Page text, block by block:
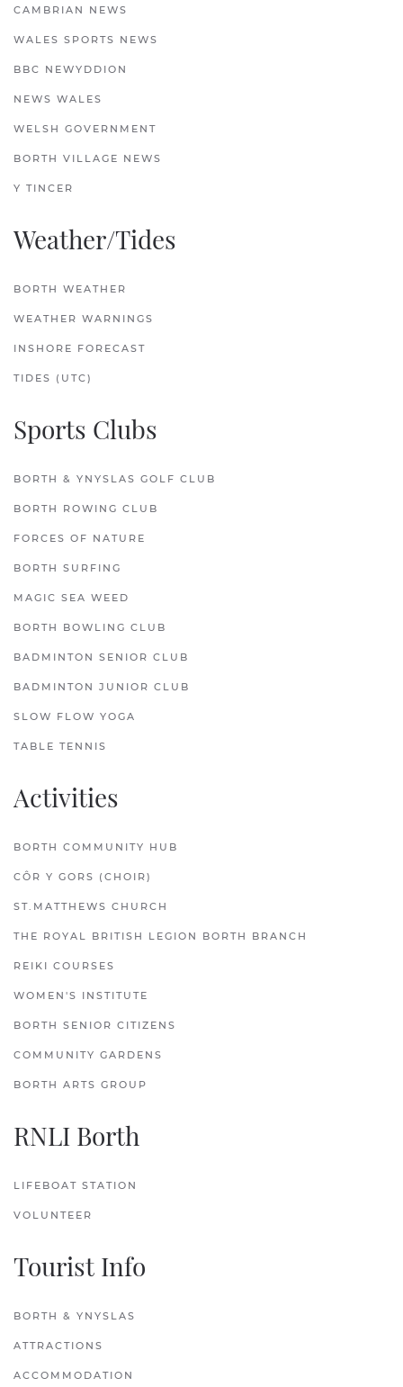
CAMBRIAN NEWS
WALES SPORTS NEWS
BBC NEWYDDION
NEWS WALES
WELSH GOVERNMENT
BORTH VILLAGE NEWS
Y TINCER
Weather/Tides
BORTH WEATHER
WEATHER WARNINGS
INSHORE FORECAST
TIDES (UTC)
Sports Clubs
BORTH & YNYSLAS GOLF CLUB
BORTH ROWING CLUB
FORCES OF NATURE
BORTH SURFING
MAGIC SEA WEED
BORTH BOWLING CLUB
BADMINTON SENIOR CLUB
BADMINTON JUNIOR CLUB
SLOW FLOW YOGA
TABLE TENNIS
Activities
BORTH COMMUNITY HUB
CÔR Y GORS (CHOIR)
ST.MATTHEWS CHURCH
THE ROYAL BRITISH LEGION BORTH BRANCH
REIKI COURSES
WOMEN'S INSTITUTE
BORTH SENIOR CITIZENS
COMMUNITY GARDENS
BORTH ARTS GROUP
RNLI Borth
LIFEBOAT STATION
VOLUNTEER
Tourist Info
BORTH & YNYSLAS
ATTRACTIONS
ACCOMMODATION